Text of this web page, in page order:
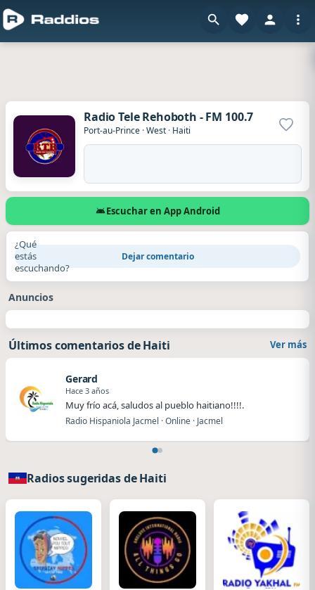
Radio Tele Rehoboth - FM 100.7
Port-au-Prince ·West · Haiti
Escuchar en App Android
¿Qué
estás
escuchando?
Dejar comentario
Anuncios
Últimos comentarios de Haiti Ver más
Gerard
Hace 3 años
Muy frío acá, saludos al pueblo haitiano!!!!.
Radio Hispaniola Jacmel · Online · Jacmel
Radios sugeridas de Haiti